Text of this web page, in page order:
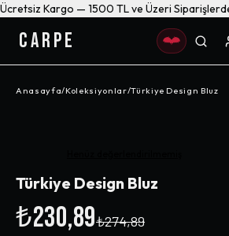
Ücretsiz Kargo — 1500 TL ve Üzeri
CARPE
Anasayfa/Koleksiyonlar/Türkiye Design Bluz
Türkiye Design Bluz
₺230,89₺274,89